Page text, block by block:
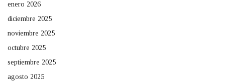
enero 2026
diciembre 2025
noviembre 2025
octubre 2025
septiembre 2025
agosto 2025